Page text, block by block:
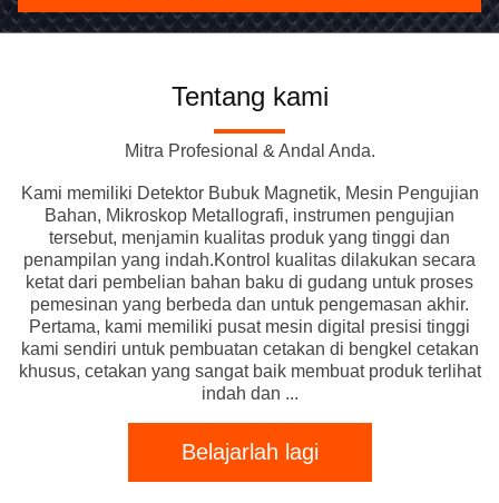
Tentang kami
Mitra Profesional & Andal Anda.
Kami memiliki Detektor Bubuk Magnetik, Mesin Pengujian
Bahan, Mikroskop Metallografi, instrumen pengujian
tersebut, menjamin kualitas produk yang tinggi dan
penampilan yang indah.Kontrol kualitas dilakukan secara
ketat dari pembelian bahan baku di gudang untuk proses
pemesinan yang berbeda dan untuk pengemasan akhir.
Pertama, kami memiliki pusat mesin digital presisi tinggi
kami sendiri untuk pembuatan cetakan di bengkel cetakan
khusus, cetakan yang sangat baik membuat produk terlihat
indah dan ...
Belajarlah lagi